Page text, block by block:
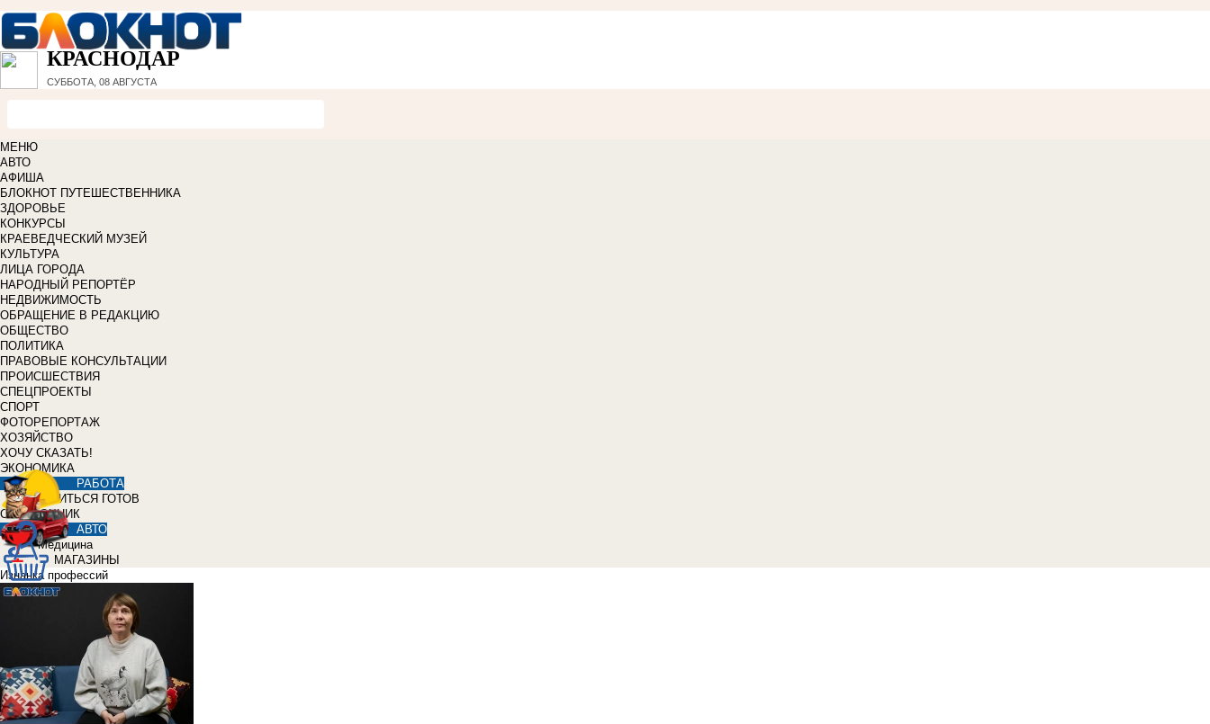
КРАСНОДАР
СУББОТА, 08 АВГУСТА
МЕНЮ
АВТО
АФИША
БЛОКНОТ ПУТЕШЕСТВЕННИКА
ЗДОРОВЬЕ
КОНКУРСЫ
КРАЕВЕДЧЕСКИЙ МУЗЕЙ
КУЛЬТУРА
ЛИЦА ГОРОДА
НАРОДНЫЙ РЕПОРТЁР
НЕДВИЖИМОСТЬ
ОБРАЩЕНИЕ В РЕДАКЦИЮ
ОБЩЕСТВО
ПОЛИТИКА
ПРАВОВЫЕ КОНСУЛЬТАЦИИ
ПРОИСШЕСТВИЯ
СПЕЦПРОЕКТЫ
СПОРТ
ФОТОРЕПОРТАЖ
ХОЗЯЙСТВО
ХОЧУ СКАЗАТЬ!
ЭКОНОМИКА
РАБОТА
УЧИТЬСЯ ГОТОВ
СПРАВОЧНИК
АВТО
Медицина
МАГАЗИНЫ
Изнанка профессий